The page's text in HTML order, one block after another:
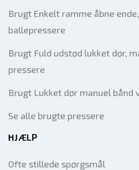
Brugt Enkelt ramme åbne
ballepressere
Brugt Fuld udstød lukket dør,
pressere
Brugt Lukket dør manuel bånd
Se alle brugte pressere
HJÆLP
Ofte stillede spørgsmål